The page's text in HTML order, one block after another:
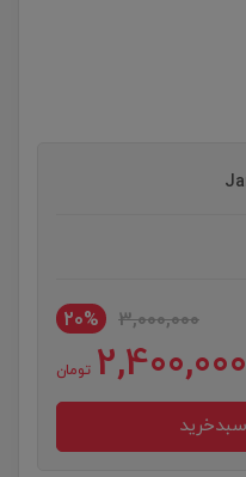
3,000,000
20%
2,400,000 تومان